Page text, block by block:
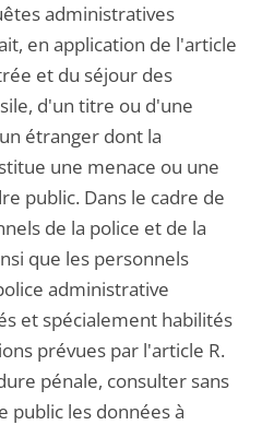
administratives
en application de l'article
et du séjour des
d'un titre ou d'une
étranger dont la
une menace ou une
public. Dans le cadre de
de la police et de la
que les personnels
administrative
et spécialement habilités
prévues par l'article R.
pénale, consulter sans
public les données à